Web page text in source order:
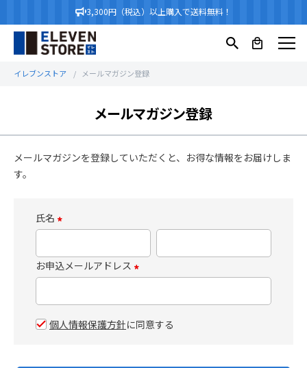
3,300円（税込）以上購入で送料無料！
イレブンストア メールマガジン登録
メールマガジン登録
メールマガジンを登録していただくと、お得な情報をお届けしま
す。
氏名
必
須
お申込メールアドレス
必
須
個人情報保護方針に同意する